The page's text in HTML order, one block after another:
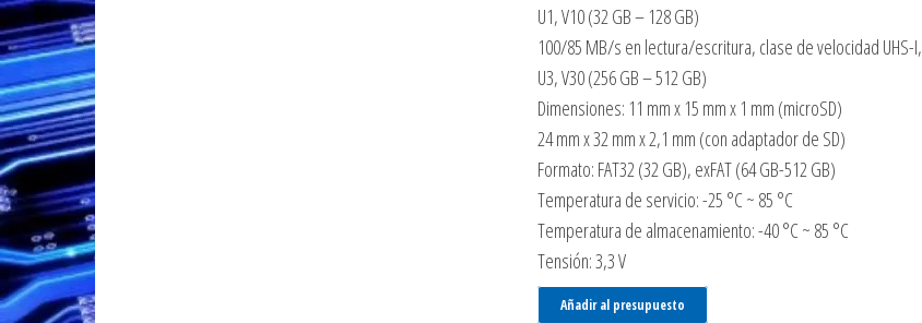
U1, V10 (32 GB – 128 GB)
100/85 MB/s en lectura/escritura, clase de velocidad UHS-I,
U3, V30 (256 GB – 512 GB)
Dimensiones: 11 mm x 15 mm x 1 mm (microSD)
24 mm x 32 mm x 2,1 mm (con adaptador de SD)
Formato: FAT32 (32 GB), exFAT (64 GB-512 GB)
Temperatura de servicio: -25 °C ~ 85 °C
Temperatura de almacenamiento: -40 °C ~ 85 °C
Tensión: 3,3 V
Añadir al presupuesto